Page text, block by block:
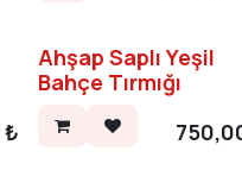
₺
Ahşap Saplı Yeşil
Bahçe Tırmığı